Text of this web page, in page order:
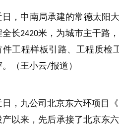
日，中南局承建的常德太阳
全长2420米，为城市主干路
件工程样板引路、工程质检
。（王小云/报道）
日，九公司北京东六环项目
产以来，先后承接了北京东